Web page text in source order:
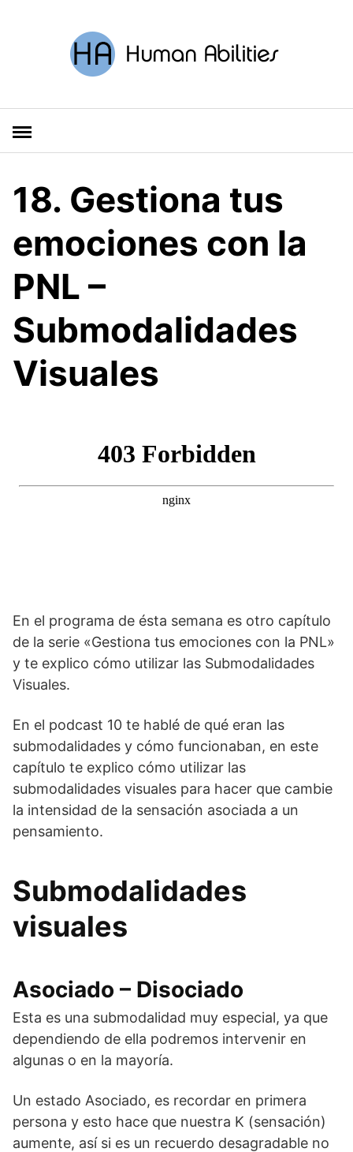
18. Gestiona tus
emociones con la
PNL –
Submodalidades
Visuales
En el programa de ésta semana es otro capítulo
de la serie «Gestiona tus emociones con la PNL»
y te explico cómo utilizar las Submodalidades
Visuales.
En el podcast 10 te hablé de qué eran las
submodalidades y cómo funcionaban, en este
capítulo te explico cómo utilizar las
submodalidades visuales para hacer que cambie
la intensidad de la sensación asociada a un
pensamiento.
Submodalidades
visuales
Asociado – Disociado
Esta es una submodalidad muy especial, ya que
dependiendo de ella podremos intervenir en
algunas o en la mayoría.
Un estado Asociado, es recordar en primera
persona y esto hace que nuestra K (sensación)
aumente, así si es un recuerdo desagradable no